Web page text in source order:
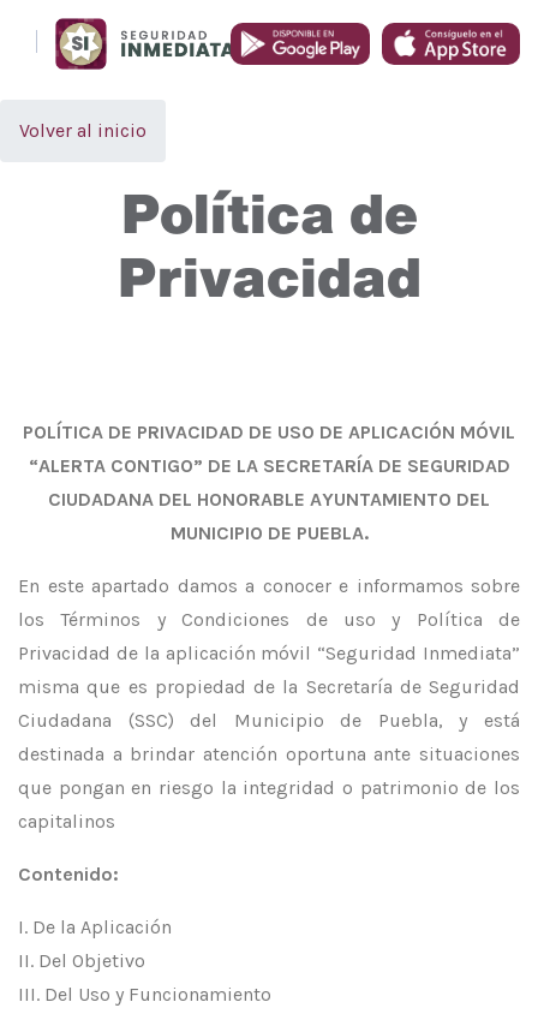
Volver al inicio
Política de
Privacidad
POLÍTICA DE PRIVACIDAD DE USO DE APLICACIÓN MÓVIL
“ALERTA CONTIGO” DE LA SECRETARÍA DE SEGURIDAD
CIUDADANA DEL HONORABLE AYUNTAMIENTO DEL
MUNICIPIO DE PUEBLA.
En este apartado damos a conocer e informamos sobre
los Términos y Condiciones de uso y Política de
Privacidad de la aplicación móvil “Seguridad Inmediata”
misma que es propiedad de la Secretaría de Seguridad
Ciudadana (SSC) del Municipio de Puebla, y está
destinada a brindar atención oportuna ante situaciones
que pongan en riesgo la integridad o patrimonio de los
capitalinos
Contenido:
I. De la Aplicación
II. Del Objetivo
III. Del Uso y Funcionamiento